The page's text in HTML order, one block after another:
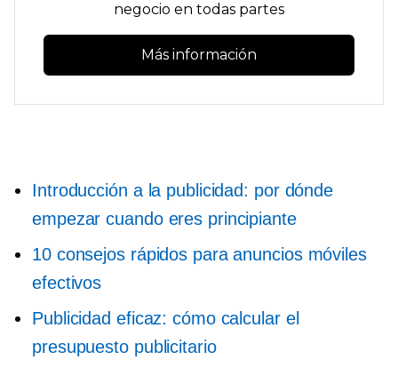
negocio en todas partes
Más información
Introducción a la publicidad: por dónde
empezar cuando eres principiante
10 consejos rápidos para anuncios móviles
efectivos
Publicidad eficaz: cómo calcular el
presupuesto publicitario